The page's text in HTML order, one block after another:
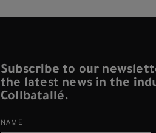
Subscribe to our
the latest news in the
Collbatallé.
NAME